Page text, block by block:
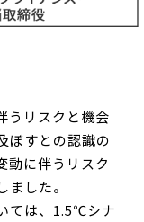
うリスクと機会
ぼすとの認識の
動に伴うリスク
した。
ては、1.5℃シナ